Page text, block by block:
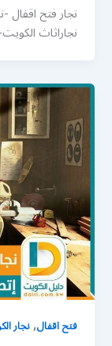
نجار فتح اقفال
نجاراثاث
فتح اقفال,نجار